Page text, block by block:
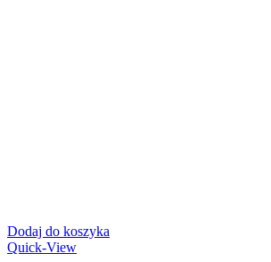
Dodaj do koszyka
Quick-View